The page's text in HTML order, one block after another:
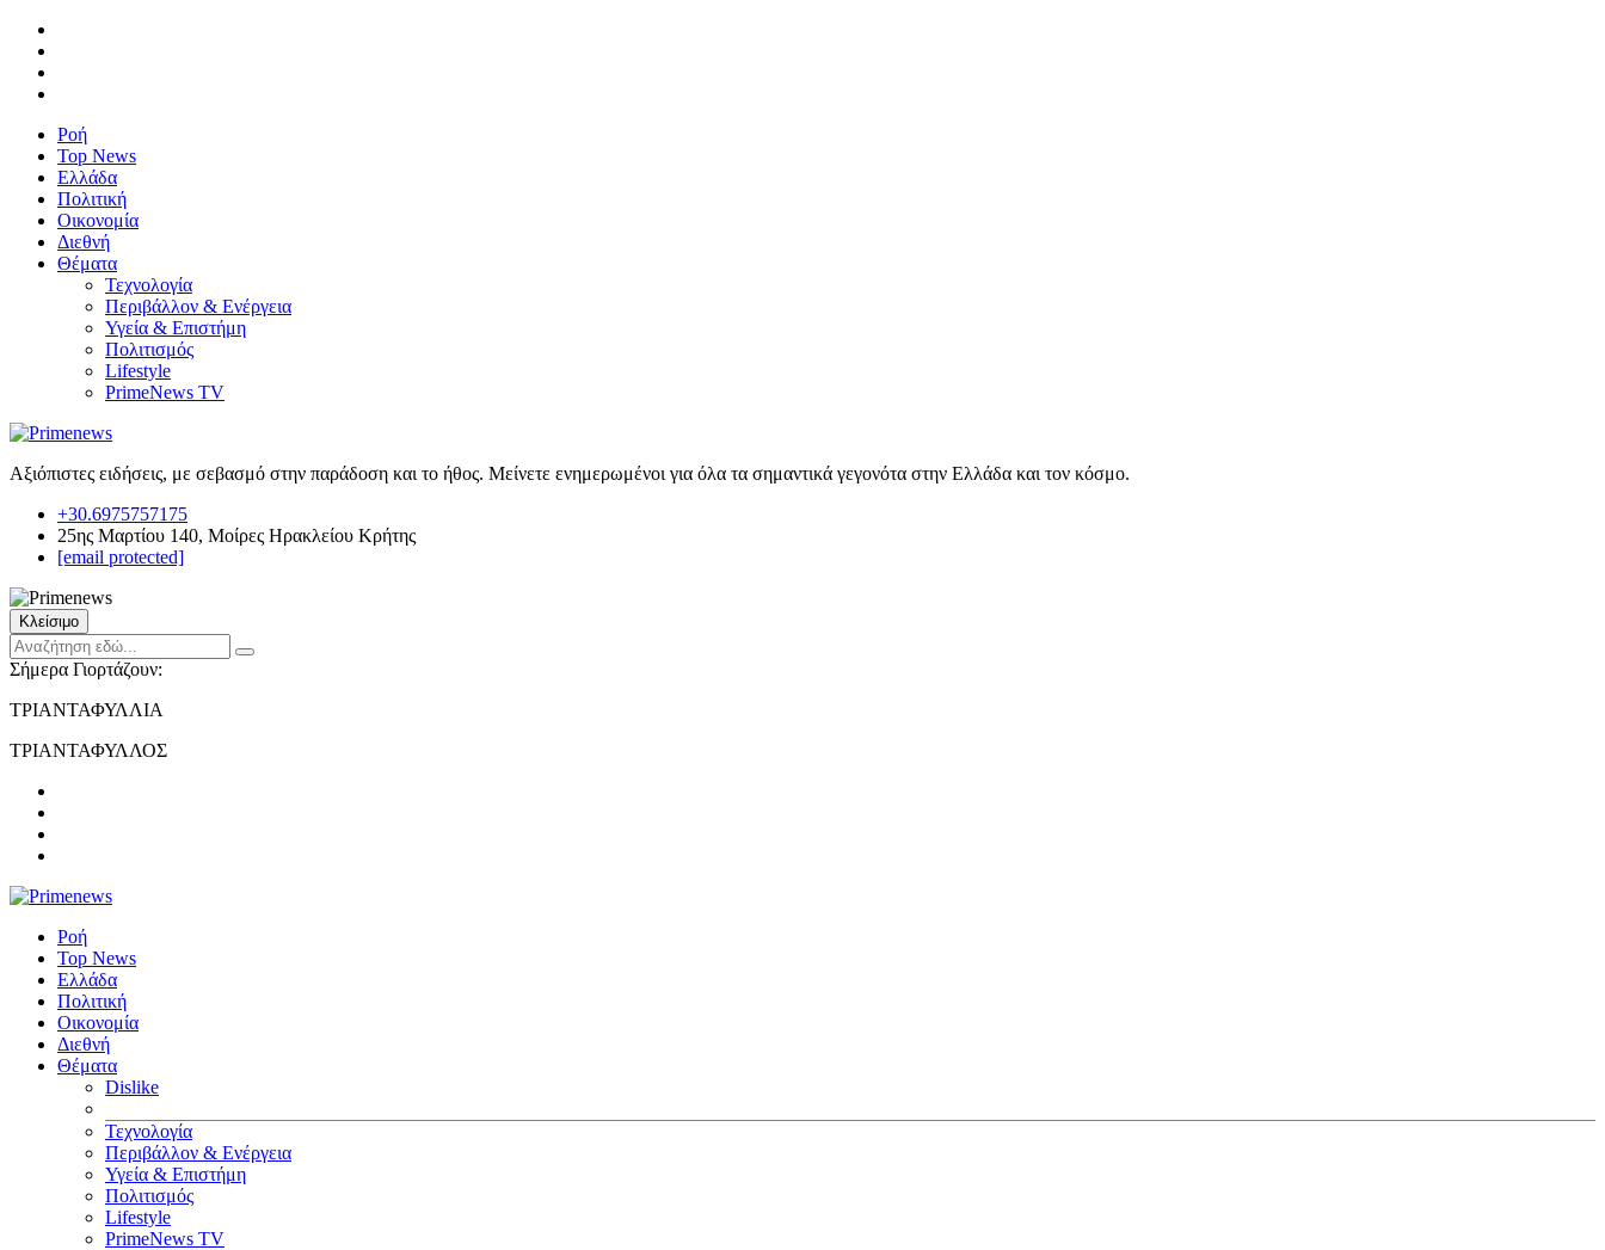
Ροή
Top News
Ελλάδα
Πολιτική
Οικονομία
Διεθνή
Θέματα
Τεχνολογία
Περιβάλλον & Ενέργεια
Υγεία & Επιστήμη
Πολιτισμός
Lifestyle
PrimeNews TV
Αξιόπιστες ειδήσεις, με σεβασμό στην παράδοση και το ήθος. Μείνετε ενημερωμένοι για όλα τα σημαντικά γεγονότα στην Ελλάδα και τον κόσμο.
+30.6975757175
25ης Μαρτίου 140, Μοίρες Ηρακλείου Κρήτης
[email protected]
Κλείσιμο
Σήμερα Γιορτάζουν:
ΤΡΙΑΝΤΑΦΥΛΛΙΑ
ΤΡΙΑΝΤΑΦΥΛΛΟΣ
Ροή
Top News
Ελλάδα
Πολιτική
Οικονομία
Διεθνή
Θέματα
Dislike
Τεχνολογία
Περιβάλλον & Ενέργεια
Υγεία & Επιστήμη
Πολιτισμός
Lifestyle
PrimeNews TV